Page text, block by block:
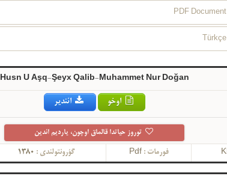
PDF Document
Türkçe
Husn U Aşq-Şeyx Qalib-Muhammet Nur Doğan
اوخو ائندیر
توروز حیاتدا قالماق اوچون، یاردیم ائدین
فورمات :Pdf گؤرونتولندی : 1380